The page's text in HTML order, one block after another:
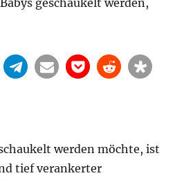
werden möchte, ist
tief verankerter